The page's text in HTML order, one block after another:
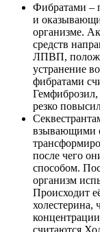
Фибратами –
и
организме.
средств
ЛПВП,
устранение
фибратами
Гемфиброзил,
резко
взывающими
после чего
способом.
организм
Происходит
холестерина,
считаются